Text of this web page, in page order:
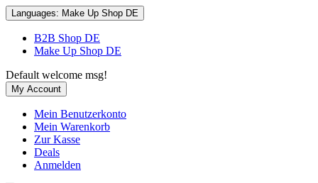
Languages: Make Up Shop DE
B2B Shop DE
Make Up Shop DE
Default welcome msg!
My Account
Mein Benutzerkonto
Mein Warenkorb
Zur Kasse
Deals
Anmelden